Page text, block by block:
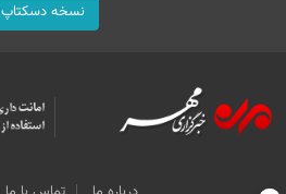
نسخه دسکتاپ